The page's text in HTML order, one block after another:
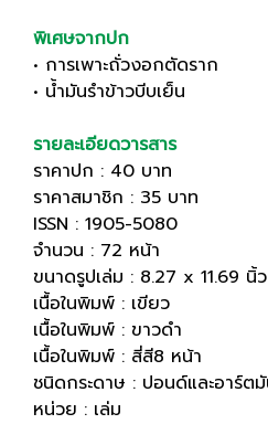
พิเศษจากปก
• การเพาะถั่วงอกตัดราก
• น้ำมันรำข้าวบีบเย็น
รายละเอียดวารสาร
ราคาปก : 40 บาท
ราคาสมาชิก : 35 บาท
ISSN : 1905-5080
จำนวน : 72 หน้า
ขนาดรูปเล่ม : 8.27 x 11.69 นิ้ว
เนื้อในพิมพ์ : เขียว
เนื้อในพิมพ์ : ขาวดำ
เนื้อในพิมพ์ : สี่สี8 หน้า
ชนิดกระดาษ : ปอนด์และอาร์ต
หน่วย : เล่ม